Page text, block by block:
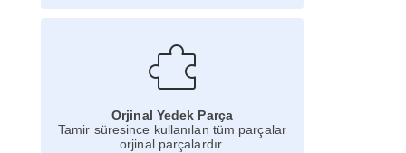
Orjinal Yedek Parça
Tamir süresince kullanılan tüm parçalar
orjinal parçalardır.